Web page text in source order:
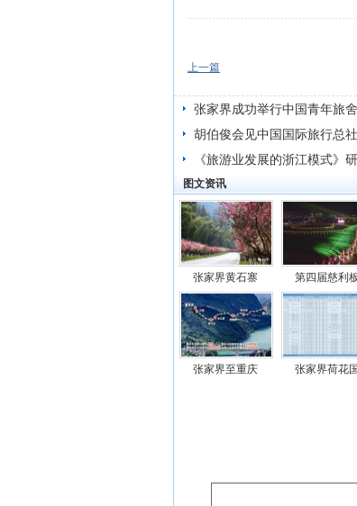
上一篇
张家界成功举行中国青年旅
胡伯俊会见中国国际旅行总
《旅游业发展的浙江模式》
图文资讯
张家界黄石寨 第四届慈利
张家界至重庆 张家界荷花国